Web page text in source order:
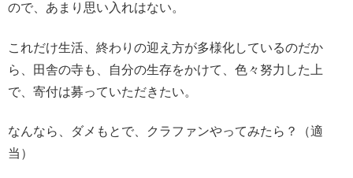
ので、あまり思い入れはない。
これだけ生活、終わりの迎え方が多様化しているのだか
ら、田舎の寺も、自分の生存をかけて、色々努力した上
で、寄付は募っていただきたい。
なんなら、ダメもとで、クラファンやってみたら？（適
当）